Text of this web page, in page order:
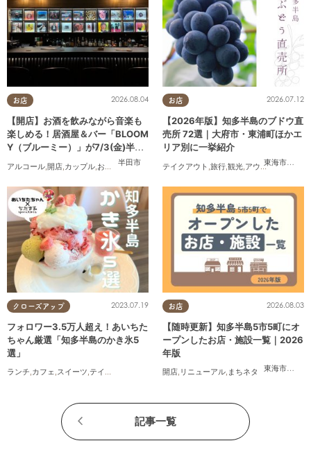
お店
半田市
2026.08.04
【開店】お酒を飲みながら音楽も
楽しめる！居酒屋＆バー「BLOOM
Y（ブルーミー）」が7/3(金)半田
アルコール 開店 カップル おひとりさま
お店
東海市
,大府
2026.07.12
【2026年版】知多半島のブドウ直
売所 72選｜大府市・東浦町ほかエ
リア別に一挙紹介
テイクアウト 旅行 観光 アウトドア , まちネ
クローズアップ 2023.07.19
フォロワー3.5万人超え！あいちた
ちゃん厳選「知多半島のかき氷5
選」
ランチ,カフェ,スイーツ,テイクアウト
お店
東海市
,大府
2026.08.03
【随時更新】知多半島5市5町にオ
ープンしたお店・施設一覧｜2026
年版
開店, リニューアル, まちネタ
記事一覧